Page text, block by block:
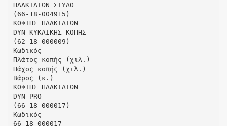
ΠΛΑΚΙΔΙΩΝ ΣΤΥΛΟ
(66-18-004915)
ΚΟΦΤΗΣ ΠΛΑΚΙΔΙΩΝ
DYN ΚΥΚΛΙΚΗΣ ΚΟΠΗΣ
(62-18-000009)
Κωδικός
Πλάτος κοπής (χιλ.)
Πάχος κοπής (χιλ.)
Βάρος (κ.)
ΚΟΦΤΗΣ ΠΛΑΚΙΔΙΩΝ
DYN PRO
(66-18-000017)
Κωδικός
66-18-000017